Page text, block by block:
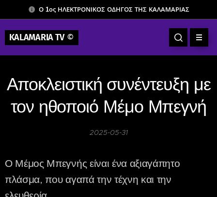
Ο 1ος ΗΛΕΚΤΡΟΝΙΚΟΣ ΟΔΗΓΟΣ ΤΗΣ ΚΑΛΑΜΑΡΙΑΣ
KALAMARIA TV©
Αποκλειστική συνέντευξη με
τον ηθοποιό Μέμο Μπεγνή
2025-05-31
Ο Μέμος Μπεγνής είναι ένα αξιαγάπητο
πλάσμα, που αγαπά την τέχνη και την